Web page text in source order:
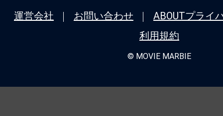
運営会社 お問い合わせ ABOUTプライ
利用規約
© MOVIE MARBIE